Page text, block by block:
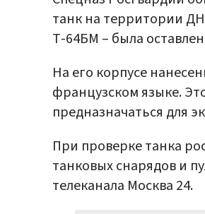
танк на территории
Т-64БМ – была
На его корпусе
французском языке.
предназначаться для
При проверке танка
танковых снарядов и
телеканала Москва 24.